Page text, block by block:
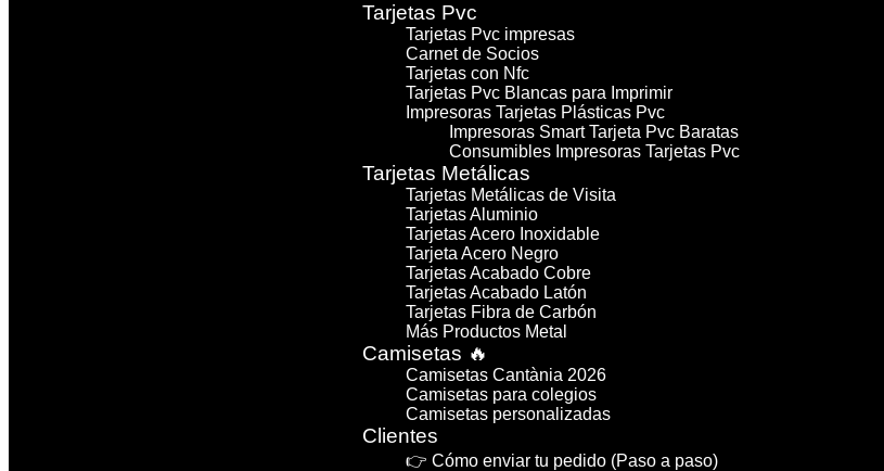
Tarjetas Pvc
Tarjetas Pvc impresas
Carnet de Socios
Tarjetas con Nfc
Tarjetas Pvc Blancas para Imprimir
Impresoras Tarjetas Plásticas Pvc
Impresoras Smart Tarjeta Pvc Baratas
Consumibles Impresoras Tarjetas Pvc
Tarjetas Metálicas
Tarjetas Metálicas de Visita
Tarjetas Aluminio
Tarjetas Acero Inoxidable
Tarjeta Acero Negro
Tarjetas Acabado Cobre
Tarjetas Acabado Latón
Tarjetas Fibra de Carbón
Más Productos Metal
Camisetas 🔥
Camisetas Cantània 2026
Camisetas para colegios
Camisetas personalizadas
Clientes
👉 Cómo enviar tu pedido (Paso a paso)